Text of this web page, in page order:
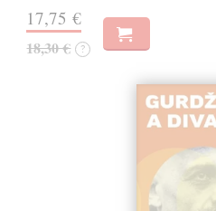
17,75 €
18,30 € ?